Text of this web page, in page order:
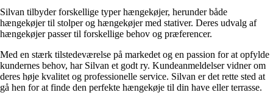
Silvan tilbyder forskellige typer hængekøjer, herunder både
hængekøjer til stolper og hængekøjer med stativer. Deres udvalg af
hængekøjer passer til forskellige behov og præferencer.
Med en stærk tilstedeværelse på markedet og en passion for at opfylde
kundernes behov, har Silvan et godt ry. Kundeanmeldelser vidner om
deres høje kvalitet og professionelle service. Silvan er det rette sted at
gå hen for at finde den perfekte hængekøje til din have eller terrasse.